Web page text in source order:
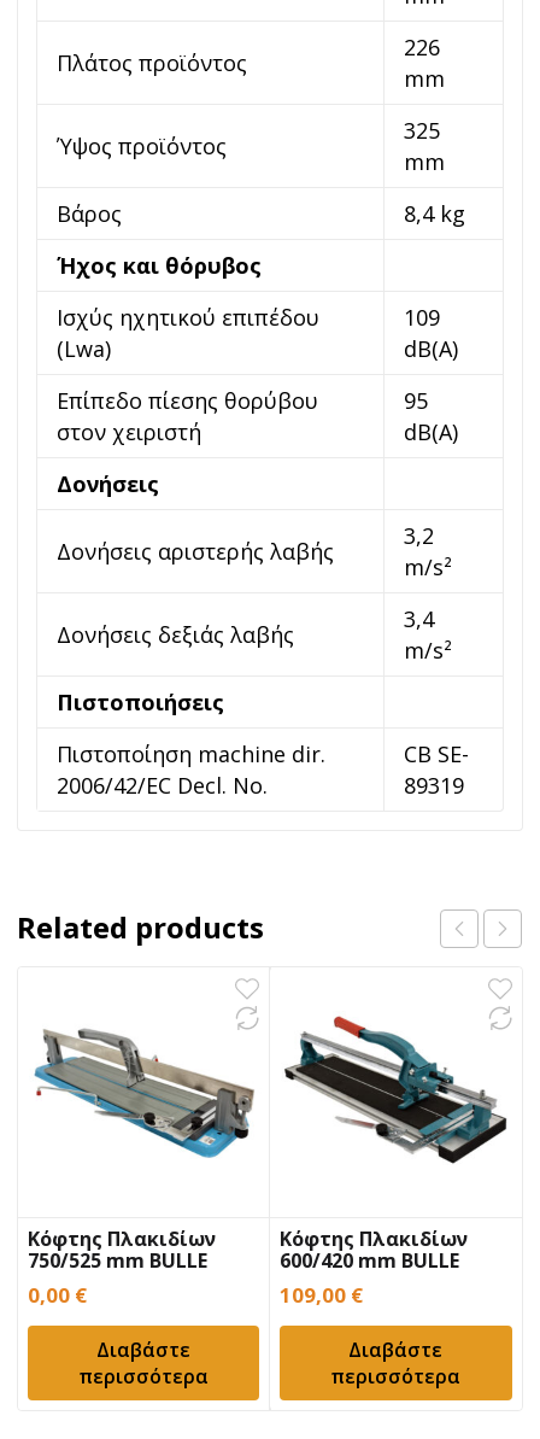
Πλάτος προϊόντος
226
mm
Ύψος προϊόντος
325
mm
Βάρος
8,4 kg
Ήχος και θόρυβος
Ισχύς ηχητικού επιπέδου
(Lwa)
109
dB(A)
Επίπεδο πίεσης θορύβου
στον χειριστή
95
dB(A)
Δονήσεις
Δονήσεις αριστερής λαβής
3,2
m/s²
Δονήσεις δεξιάς λαβής
3,4
m/s²
Πιστοποιήσεις
Πιστοποίηση machine dir.
2006/42/EC Decl. No.
CB SE-
89319
Related products
Κόφτης Πλακιδίων
750/525 mm BULLE
Χειρός με
μοιρογνωμόνιο
0,00 €
Διαβάστε
περισσότερα
Κόφτης Πλακιδίων
600/420 mm BULLE
Χειρός με
μοιρογνωμόνιο
109,00 €
Διαβάστε
περισσότερα